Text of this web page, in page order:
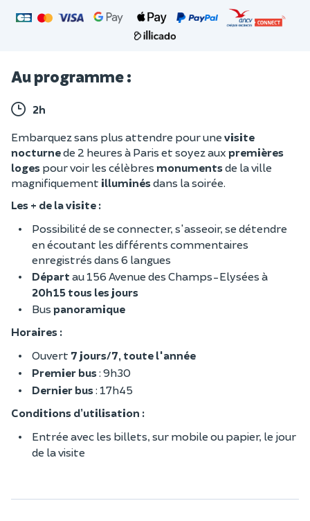
Au programme :
2h
Embarquez sans plus attendre pour une visite
nocturnede 2 heures à Paris et soyez aux premières
loges pour voir les célèbres monumentsde la ville
magnifiquement illuminésdans la soirée.
Les + de la visite :
Possibilité de se connecter, s'asseoir, se détendre
en écoutant les différents commentaires
enregistrés dans 6 langues
Départ au 156 Avenue des Champs-Elysées à
20h15 tous les jours
Bus panoramique
Horaires :
Ouvert 7 jours/7, toute l'année
Premier bus: 9h30
Dernier bus: 17h45
Conditions d’utilisation :
Entrée avec les billets, sur mobile ou papier, le jour
de la visite